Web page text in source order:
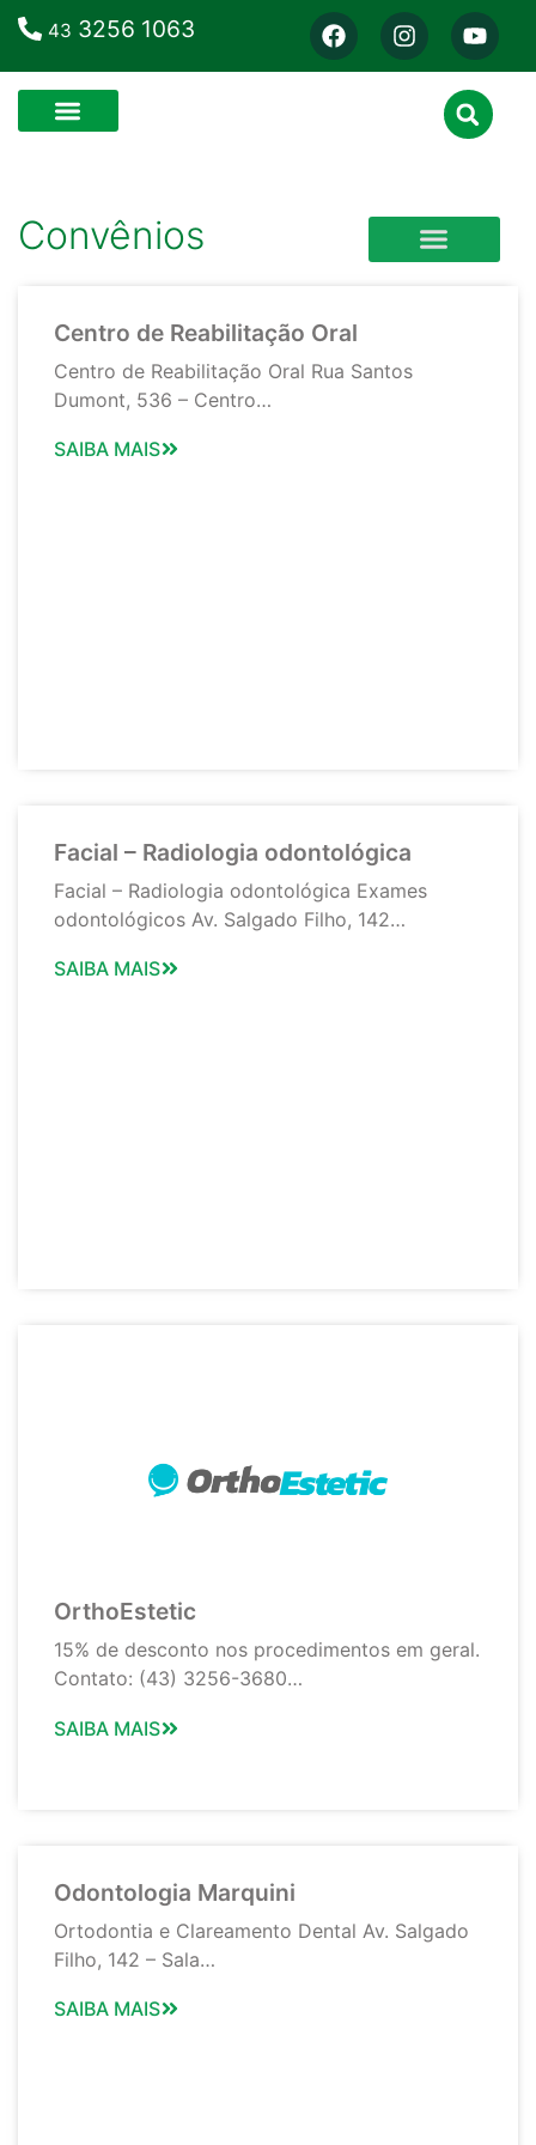
43 3256 1063
Convênios
Centro de Reabilitação Oral
Centro de Reabilitação Oral Rua Santos
Dumont, 536 – Centro…
SAIBA MAIS
Facial – Radiologia odontológica
Facial – Radiologia odontológica Exames
odontológicos Av. Salgado Filho, 142…
SAIBA MAIS
OrthoEstetic
15% de desconto nos procedimentos em geral.
Contato: (43) 3256-3680…
SAIBA MAIS
Odontologia Marquini
Ortodontia e Clareamento Dental Av. Salgado
Filho, 142 – Sala…
SAIBA MAIS